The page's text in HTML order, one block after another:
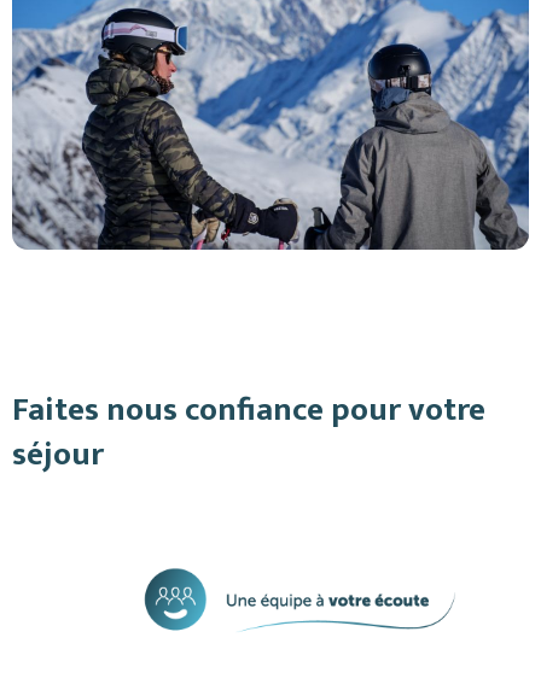
Faites nous confiance pour votre
séjour